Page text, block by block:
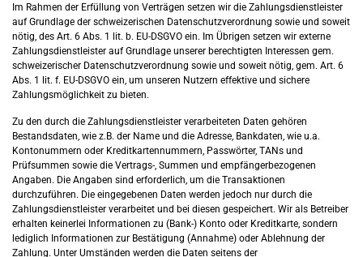
Im Rahmen der Erfüllung von Verträgen setzen wir die Zahlungsdienstleister
auf Grundlage der schweizerischen Datenschutzverordnung sowie und soweit
nötig, des Art. 6 Abs. 1 lit. b. EU-DSGVO ein. Im Übrigen setzen wir externe
Zahlungsdienstleister auf Grundlage unserer berechtigten Interessen gem.
schweizerischer Datenschutzverordnung sowie und soweit nötig, gem. Art. 6
Abs. 1 lit. f. EU-DSGVO ein, um unseren Nutzern effektive und sichere
Zahlungsmöglichkeit zu bieten.
Zu den durch die Zahlungsdienstleister verarbeiteten Daten gehören
Bestandsdaten, wie z.B. der Name und die Adresse, Bankdaten, wie u.a.
Kontonummern oder Kreditkartennummern, Passwörter, TANs und
Prüfsummen sowie die Vertrags-, Summen und empfängerbezogenen
Angaben. Die Angaben sind erforderlich, um die Transaktionen
durchzuführen. Die eingegebenen Daten werden jedoch nur durch die
Zahlungsdienstleister verarbeitet und bei diesen gespeichert. Wir als Betreiber
erhalten keinerlei Informationen zu (Bank-) Konto oder Kreditkarte, sondern
lediglich Informationen zur Bestätigung (Annahme) oder Ablehnung der
Zahlung. Unter Umständen werden die Daten seitens der